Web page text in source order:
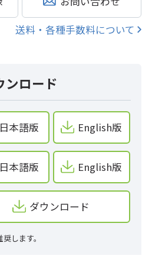
送料・各種手数料について
ンロード
日本語版 English版
日本語版 English版
ダウンロード
します。